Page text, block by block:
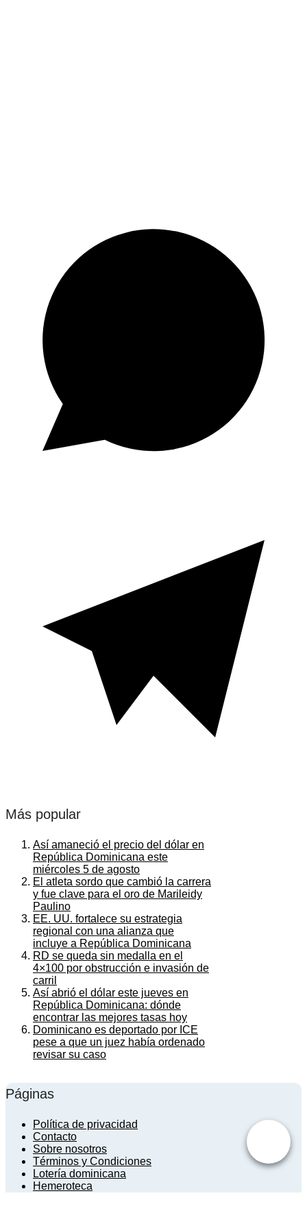
Más popular
Así amaneció el precio del dólar en
República Dominicana este
miércoles 5 de agosto
El atleta sordo que cambió la carrera
y fue clave para el oro de Marileidy
Paulino
EE. UU. fortalece su estrategia
regional con una alianza que
incluye a República Dominicana
RD se queda sin medalla en el
4×100 por obstrucción e invasión de
carril
Así abrió el dólar este jueves en
República Dominicana: dónde
encontrar las mejores tasas hoy
Dominicano es deportado por ICE
pese a que un juez había ordenado
revisar su caso
Páginas
Política de privacidad
Contacto
Sobre nosotros
Términos y Condiciones
Lotería dominicana
Hemeroteca